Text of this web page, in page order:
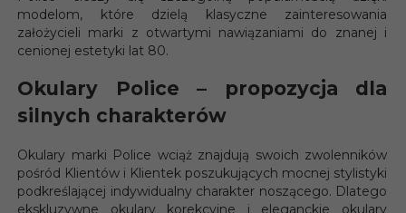
modelom, które dzielą klasyczne zainteresowania
założycieli marki z otwartymi nawiązaniami do znanej i
cenionej estetyki lat 80.
Okulary Police – propozycja dla
silnych charakterów
Okulary marki Police wciąż znajdują swoich zwolenników
pośród Klientów i Klientek poszukujących mocnej stylistyki
podkreślającej indywidualny charakter noszącego. Dlatego
ekskluzywne okulary korekcyjne i eleganckie okulary